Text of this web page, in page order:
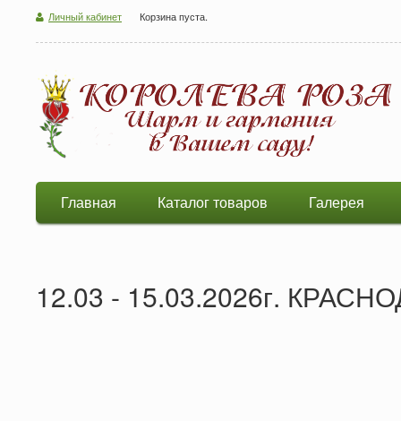
Личный кабинет Корзина пуста.
Главная Каталог товаров Галерея
12.03 - 15.03.2026г.